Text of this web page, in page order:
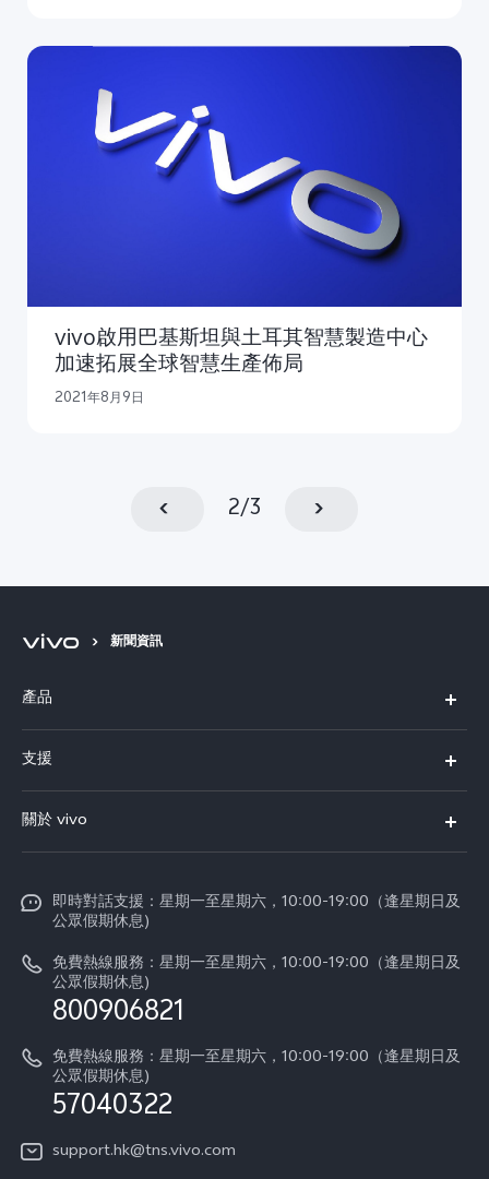
vivo啟用巴基斯坦與土耳其智慧製造中心
加速拓展全球智慧生產佈局
2021年8月9日
2/3
新聞資訊
產品
X300
Y21d
V60
支援
服務中心
Funtouch OS
系統升級
零配件價格查詢
IMEI 碼驗證
維修進度
保修條款
客戶服務私隱聲明
關於 vivo
新聞資訊
vivo工作
法律聲明
關於我們
vivo 私隱中心
即時對話支援：星期一至星期六，10:00-19:00（逢星期日及
公眾假期休息)
免費熱線服務：星期一至星期六，10:00-19:00（逢星期日及
公眾假期休息)
800906821
免費熱線服務：星期一至星期六，10:00-19:00（逢星期日及
公眾假期休息)
57040322
support.hk@tns.vivo.com